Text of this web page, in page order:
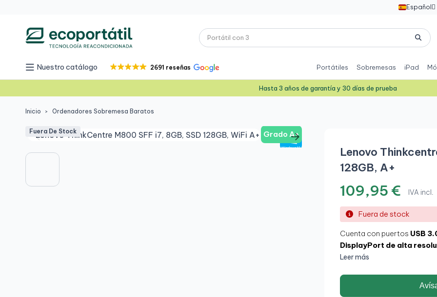
Español 
Nuestro catálogo 2691 reseñas Portátiles Sobremesas iPad
Hasta 3 años de garantía y 30 días de prueba
Inicio Ordenadores Sobremesa Baratos
Grado A+
Fuera De Stock
Lenovo
128GB, A+
109,95 € IVA incl.
Fuera de stock
Cuenta con puertos USB
DisplayPort de alta
monitores y, además, un
permite que se pueda
despacho, dormitorio o sala.
Leer más